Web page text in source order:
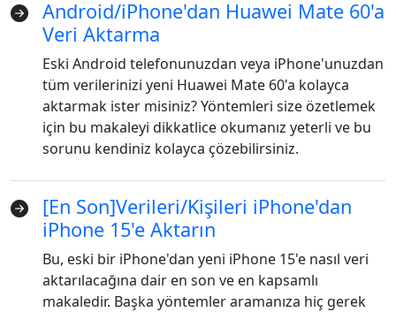
Android/iPhone'dan Huawei Mate 60'a
Veri Aktarma
Eski Android telefonunuzdan veya iPhone'unuzdan
tüm verilerinizi yeni Huawei Mate 60'a kolayca
aktarmak ister misiniz? Yöntemleri size özetlemek
için bu makaleyi dikkatlice okumanız yeterli ve bu
sorunu kendiniz kolayca çözebilirsiniz.
[En Son]Verileri/Kişileri iPhone'dan
iPhone 15'e Aktarın
Bu, eski bir iPhone'dan yeni iPhone 15'e nasıl veri
aktarılacağına dair en son ve en kapsamlı
makaledir. Başka yöntemler aramanıza hiç gerek